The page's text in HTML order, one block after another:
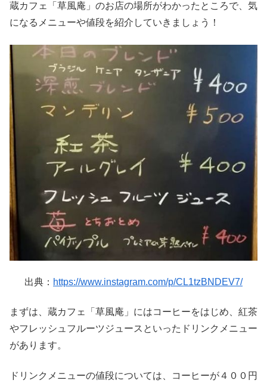
蔵カフェ「草風庵」のお店の場所がわかったところで、気
になるメニューや値段を紹介していきましょう！
出典： https://www.instagram.com/p/CL1tzBNDEV7/
まずは、蔵カフェ「草風庵」にはコーヒーをはじめ、紅茶
やフレッシュフルーツジュースといったドリンクメニュー
があります。
ドリンクメニューの値段については、コーヒーが４００円